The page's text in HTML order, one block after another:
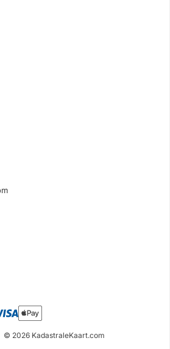
© 2026 KadastraleKaart.com